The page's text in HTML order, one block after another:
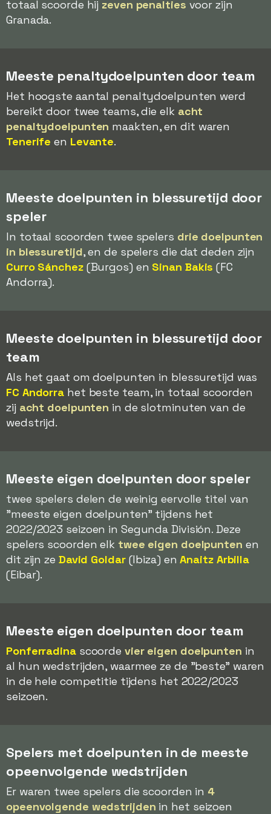
totaal scoorde hij zeven penalties voor zijn
Granada.
Meeste penaltydoelpunten door team
Het hoogste aantal penaltydoelpunten werd
bereikt door twee teams, die elk acht
penaltydoelpunten maakten, en dit waren
Tenerife en Levante.
Meeste doelpunten in blessuretijd door
speler
In totaal scoorden twee spelers drie doelpunten
in blessuretijd, en de spelers die dat deden zijn
Curro Sánchez(Burgos) en Sinan Bakis (FC
Andorra).
Meeste doelpunten in blessuretijd door
team
Als het gaat om doelpunten in blessuretijd was
FC Andorra het beste team, in totaal scoorden
zij acht doelpunten in de slotminuten van de
wedstrijd.
Meeste eigen doelpunten door speler
twee spelers delen de weinig eervolle titel van
"meeste eigen doelpunten" tijdens het
2022/2023 seizoen in Segunda División. Deze
spelers scoorden elk twee eigen doelpunten en
dit zijn ze David Goldar(Ibiza) enAnaitz Arbilla
(Eibar).
Meeste eigen doelpunten door team
Ponferradinascoorde vier eigen doelpunten in
al hun wedstrijden, waarmee ze de "beste" waren
in de hele competitie tijdens het 2022/2023
seizoen.
Spelers met doelpunten in de meeste
opeenvolgende wedstrijden
Er waren twee spelers die scoorden in 4
opeenvolgende wedstrijden in het seizoen